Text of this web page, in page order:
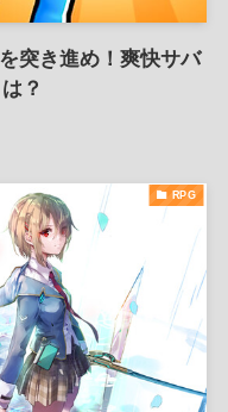
突き進め！爽快サバ
？
RPG